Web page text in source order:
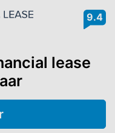
9.4
lease